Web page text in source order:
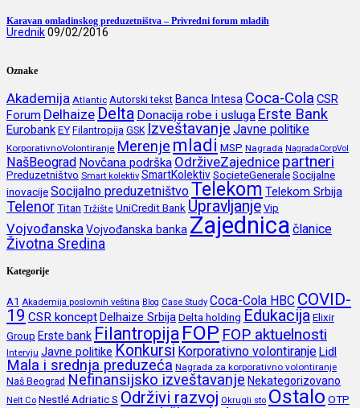
Karavan omladinskog preduzetništva – Privredni forum mladih
Urednik09/02/2016
Oznake
Akademija Atlantic Autorski tekst Banca Intesa Coca-Cola CSR
Forum Delhaize Delta Donacija robe i usluga Erste Bank
EurobankEY Filantropija GSK Izveštavanje Javne politike
KorporativnoVolontiranje Merenje mladi MSP Nagrada NagradaCorpVol
NašBeograd Novčana podrška OdrživeZajednice partneri
Preduzetništvo Smart kolektiv SmartKolektivSocieteGeneraleSocijalne
inovacijeSocijalno preduzetništvoTelekom Telekom Srbija
TelenorTitan Tržište UniCredit Bank Upravljanje Vip
VojvođanskaVojvođanska banka Zajednica članice
Životna Sredina
Kategorije
A1 Akademija poslovnih veština Blog Case Study Coca-Cola HBC COVID-
19 CSR konceptDelhaize Srbija Delta holding Edukacija Elixir
Group Erste bank Filantropija FOP FOP aktuelnosti
Intervju Javne politike Konkursi Korporativno volontiranjeLidl
Mala i srednja preduzeća Nagrada za korporativno volontiranje
Naš Beograd Nefinansijsko izveštavanje Nekategorizovano
Nelt Co Nestlé Adriatic S Održivi razvoj Okrugli sto Ostalo OTP